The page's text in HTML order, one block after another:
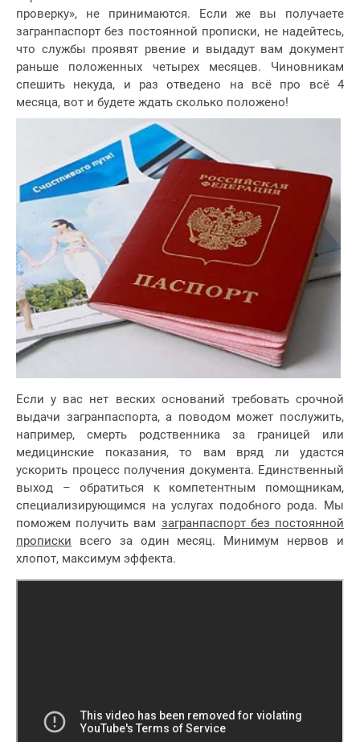
проверку», не принимаются. Если же вы получаете
загранпаспорт без постоянной прописки, не надейтесь,
что службы проявят рвение и выдадут вам документ
раньше положенных четырех месяцев. Чиновникам
спешить некуда, и раз отведено на всё про всё 4
месяца, вот и будете ждать сколько положено!
Если у вас нет веских оснований требовать срочной
выдачи загранпаспорта, а поводом может послужить,
например, смерть родственника за границей или
медицинские показания, то вам вряд ли удастся
ускорить процесс получения документа. Единственный
выход – обратиться к компетентным помощникам,
специализирующимся на услугах подобного рода. Мы
поможем получить вам загранпаспорт без постоянной
прописки всего за один месяц. Минимум нервов и
хлопот, максимум эффекта.